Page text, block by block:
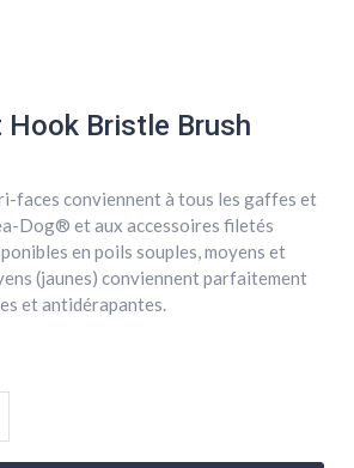
Hook Bristle Brush
faces conviennent à tous les gaffes et
Dog® et aux accessoires filetés
en poils souples, moyens et
(jaunes) conviennent parfaitement
et antidérapantes.